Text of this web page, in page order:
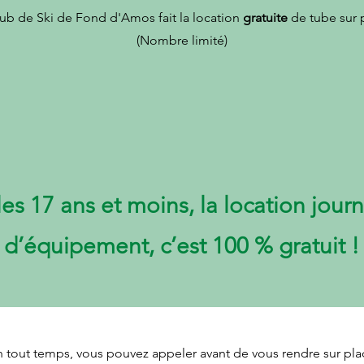
de Ski de Fond d'Amos fait la location gratuitede tube sur
(Nombre limité)
17 ans et moins, la location
d’équipement, c’est 100 % gratuit !​
tout temps, vous pouvez appeler avant de vous rendre sur